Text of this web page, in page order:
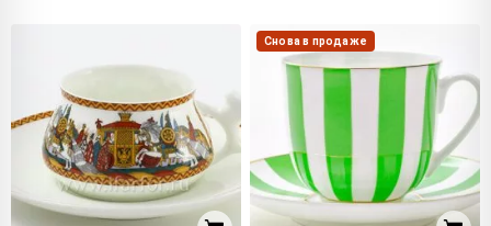
Снова в продаже